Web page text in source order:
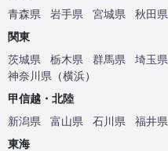
青森県
岩手県 宮城県 秋田県
関東
茨城県
栃木県 群馬県 埼玉県
神奈川県 （横浜）
甲信越・北陸
新潟県
富山県 石川県 福井県
東海